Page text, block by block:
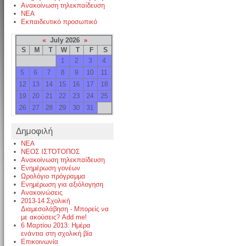
Ανακοίνωση τηλεκπαίδευση
NEA
Εκπαιδευτικό προσωπικό
« July 2026»
S
M T W T F
S
1
2 3
4
5
6 7 8 9 10
11
12
13 14 15 16 17
18
19
20 21 22 23 24
25
26
27 28 29 30 31
Δημοφιλή
NEA
ΝΕΟΣ ΙΣΤΌΤΟΠΟΣ
Ανακοίνωση τηλεκπαίδευση
Ενημέρωση γονέων
Ωρολόγιο πρόγραμμα
Ενημέρωση για αξιόλογηση
Ανακοινώσεις
2013-14 Σχολική
Διαμεσολάβηση - Μπορείς να
με ακούσεις? Add me!
6 Μαρτίου 2013: Ημέρα
ενάντια στη σχολική βία
Επικοινωνία